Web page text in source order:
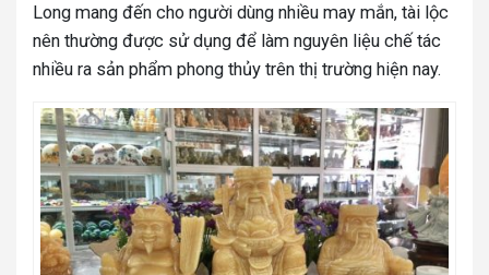
Long mang đến cho người dùng nhiều may mắn, tài lộc
nên thường được sử dụng để làm nguyên liệu chế tác
nhiều ra sản phẩm phong thủy trên thị trường hiện nay.